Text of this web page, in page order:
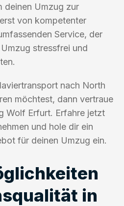
deinen Umzug zur
von kompetenter
Service, der
stressfrei und
nach North
möchtest, dann vertraue
Wolf Erfurt. Erfahre jetzt
und hole dir ein
für deinen Umzug ein.
in